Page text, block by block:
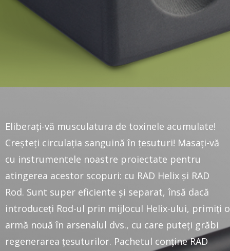
Eliberați-vă musculatura de toxinele acumulate!
Creșteți circulația sanguină în țesuturi! Masați-vă
cu instrumentele noastre proiectate pentru
atingerea acestor scopuri: cu RAD Helix și RAD
Rod. Sunt super eficiente și separat, însă dacă
introduceți Rod-ul prin mijlocul Helix-ului, primiți o
armă nouă în arsenalul dvs., cu care puteți grăbi
regenerarea țesuturilor. Pachetul conține RAD